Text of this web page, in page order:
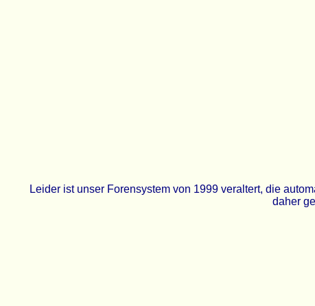
Leider ist unser Forensystem von 1999 veraltert, die
daher